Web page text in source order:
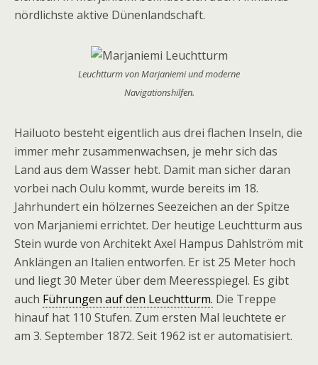
nördlichste aktive Dünenlandschaft.
Leuchtturm von Marjaniemi und moderne
Navigationshilfen.
Hailuoto besteht eigentlich aus drei flachen Inseln, die
immer mehr zusammenwachsen, je mehr sich das
Land aus dem Wasser hebt. Damit man sicher daran
vorbei nach Oulu kommt, wurde bereits im 18.
Jahrhundert ein hölzernes Seezeichen an der Spitze
von Marjaniemi errichtet. Der heutige Leuchtturm aus
Stein wurde von Architekt Axel Hampus Dahlström mit
Anklängen an Italien entworfen. Er ist 25 Meter hoch
und liegt 30 Meter über dem Meeresspiegel. Es gibt
auch Führungen auf den Leuchtturm. Die Treppe
hinauf hat 110 Stufen. Zum ersten Mal leuchtete er
am 3. September 1872. Seit 1962 ist er automatisiert.